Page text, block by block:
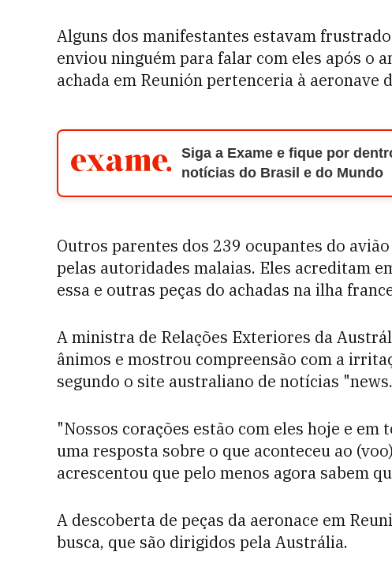
Alguns dos manifestantes estavam
enviou ninguém para falar com eles após o
achada em Reunión pertenceria à aeronave
Siga a Exame e fique por
notícias do Brasil e do Mundo
Outros parentes dos 239 ocupantes do
pelas autoridades malaias. Eles acreditam
essa e outras peças do achadas na ilha
A ministra de Relações Exteriores da
ânimos e mostrou compreensão com a
segundo o site australiano de notícias
"Nossos corações estão com eles hoje e
uma resposta sobre o que aconteceu ao
acrescentou que pelo menos agora sabem
A descoberta de peças da aeronace em
busca, que são dirigidos pela Austrália.